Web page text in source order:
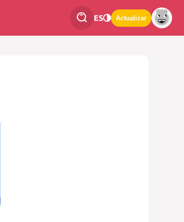
ES Actualizar